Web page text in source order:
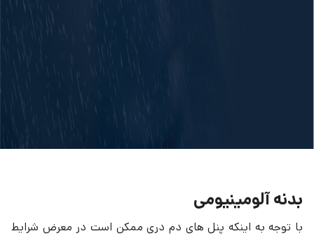
بدنه آلومینیومی
با توجه به اینکه پنل های دم دری ممکن است در معرض شرایط